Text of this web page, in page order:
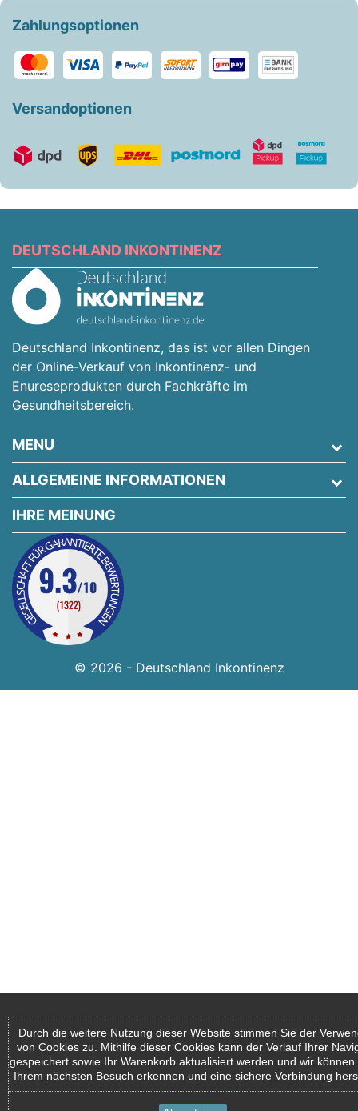
Zahlungsoptionen
Versandoptionen
DEUTSCHLAND INKONTINENZ
Deutschland Inkontinenz, das ist vor allen Dingen
der Online-Verkauf von Inkontinenz- und
Enureseprodukten durch Fachkräfte im
Gesundheitsbereich.
MENU
ALLGEMEINE INFORMATIONEN
Durch die weitere Nutzung dieser Website stimmen Sie der
von Cookies zu. Mithilfe dieser Cookies kann der Verlauf Ihrer
gespeichert sowie Ihr Warenkorb aktualisiert werden und wir können
Ihrem nächsten Besuch erkennen und eine sichere Verbindung
IHRE MEINUNG
© 2026 - Deutschland Inkontinenz